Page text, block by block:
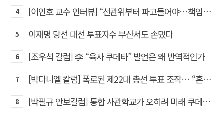
4 [이인호 교수 인터뷰] “선관위부터 파고들어야…책임자 직접 고발하라”
5 이재명 당선 대선 투표자수 부산서도 손댔다
6 [조우석 칼럼] 李 “육사 쿠데타” 발언은 왜 반역적인가
7 [박다니엘 칼럼] 폭로된 제22대 총선 투표 조작… “흔들리는 가짜 국회의원들”
8 [박필규 안보칼럼] 통합 사관학교가 오히려 미래 쿠데타의 통로가 되는 이유